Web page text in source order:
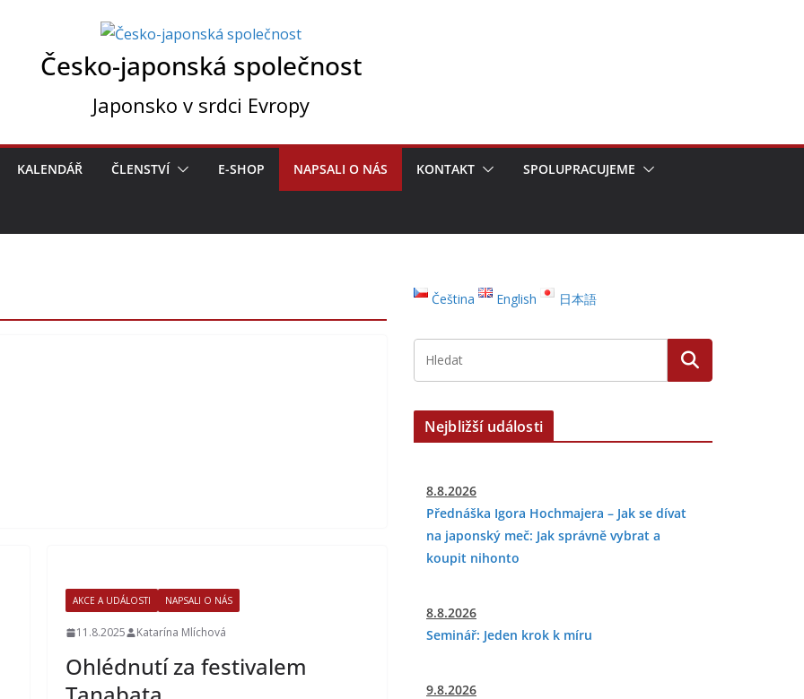
Česko-japonská společnost
Japonsko v srdci Evropy
KALENDÁŘ ČLENSTVÍ E-SHOP NAPSALI O NÁS KONTAKT SPOLUPRACUJEME
AKCE A UDÁLOSTI NAPSALI O NÁS
11.8.2025 Katarína Mlíchová
Ohlédnutí za festivalem
Čeština English 日本語
Nejbližší události
8.8.2026
Přednáška Igora Hochmajera – Jak se dívat
na japonský meč: Jak správně vybrat a
koupit nihonto
8.8.2026
Seminář: Jeden krok k míru
9.8.2026